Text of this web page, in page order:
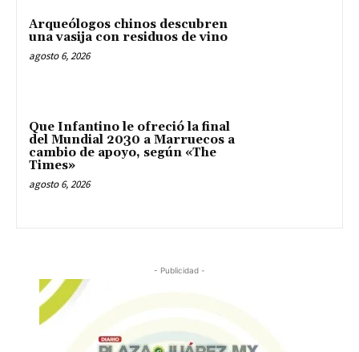
Arqueólogos chinos descubren
una vasija con residuos de vino
agosto 6, 2026
Que Infantino le ofreció la final
del Mundial 2030 a Marruecos a
cambio de apoyo, según «The
Times»
agosto 6, 2026
- Publicidad -